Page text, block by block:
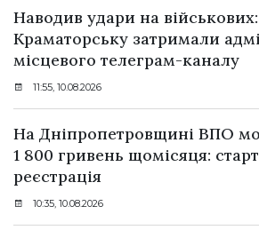
Наводив удари на
Краматорську затримали
місцевого телеграм-каналу
11:55, 10.08.2026
На Дніпропетровщині ВПО
1 800 гривень щомісяця:
реєстрація
10:35, 10.08.2026